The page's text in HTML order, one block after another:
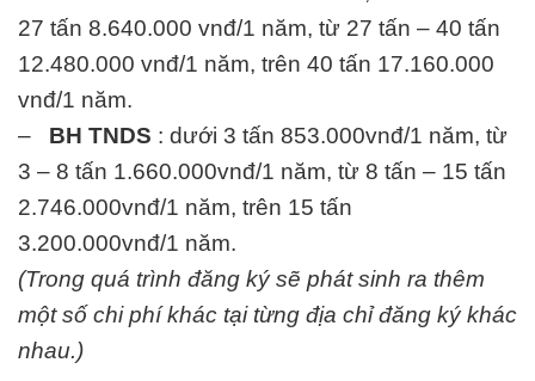
27 tấn 8.640.000 vnđ/1 năm, từ 27 tấn – 40 tấn
12.480.000 vnđ/1 năm, trên 40 tấn 17.160.000
vnđ/1 năm.
– BH TNDS : dưới 3 tấn 853.000vnđ/1 năm, từ
3 – 8 tấn 1.660.000vnđ/1 năm, từ 8 tấn – 15 tấn
2.746.000vnđ/1 năm, trên 15 tấn
3.200.000vnđ/1 năm.
(Trong quá trình đăng ký sẽ phát sinh ra thêm
một số chi phí khác tại từng địa chỉ đăng ký khác
nhau.)